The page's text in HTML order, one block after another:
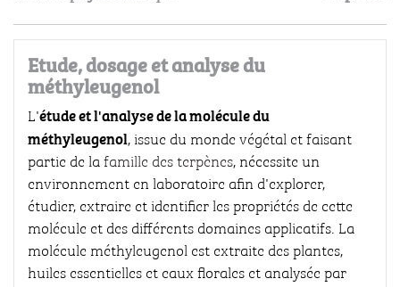
Etude, dosage et analyse du
méthyleugenol
L'étude et l'analyse de la molécule du
méthyleugenol, issue du monde végétal et faisant
partie de lafamille des terpènes, nécessite un
environnement en laboratoire afin d'explorer,
étudier, extraire et identifier les propriétés de cette
molécule et des différents domaines applicatifs. La
molécule méthyleugenol est extraite des plantes,
huiles essentielles et eaux florales et analysée par